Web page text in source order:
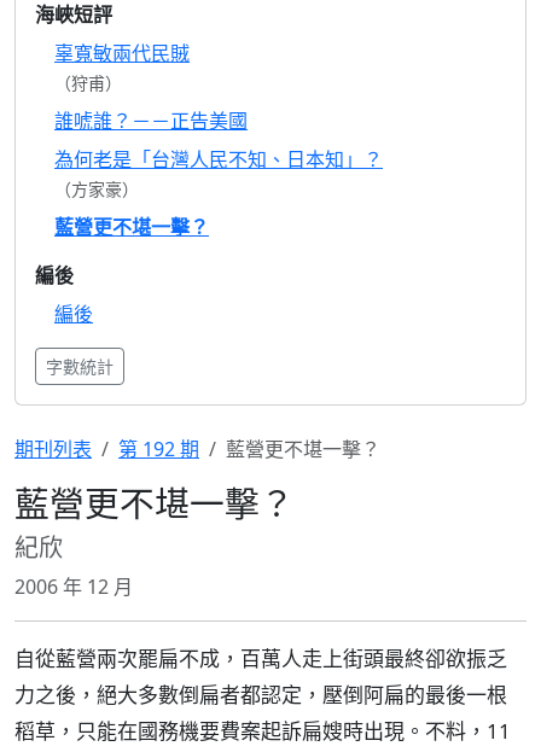
海峽短評
辜寬敏兩代民賊
（狩甫）
誰唬誰？－－正告美國
為何老是「台灣人民不知、日本知」？
（方家豪）
藍營更不堪一擊？
編後
編後
字數統計
期刊列表 第 192 期 藍營更不堪一擊？
藍營更不堪一擊？
紀欣
2006 年 12 月
自從藍營兩次罷扁不成，百萬人走上街頭最終卻欲振乏
力之後，絕大多數倒扁者都認定，壓倒阿扁的最後一根
稻草，只能在國務機要費案起訴扁嫂時出現。不料，11